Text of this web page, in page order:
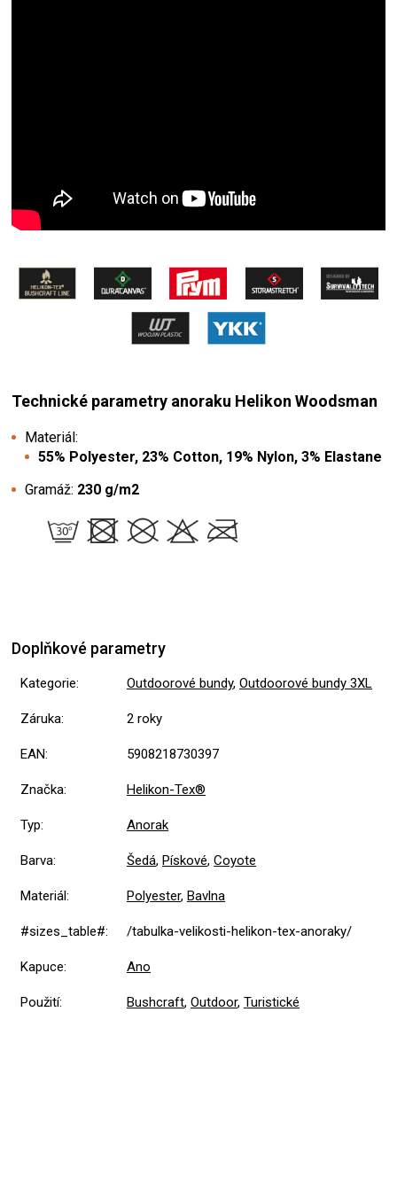
Technické parametry anoraku Helikon Woodsman
Materiál:
55% Polyester, 23% Cotton, 19% Nylon, 3% Elastane
Gramáž: 230 g/m2
Doplňkové parametry
Kategorie: Outdoorové bundy, Outdoorové bundy 3XL
Záruka: 2 roky
EAN: 5908218730397
Značka: Helikon-Tex®
Typ: Anorak
Barva: Šedá, Pískové, Coyote
Materiál: Polyester, Bavlna
#sizes_table#: /tabulka-velikosti-helikon-tex-anoraky/
Kapuce: Ano
Použití: Bushcraft, Outdoor, Turistické